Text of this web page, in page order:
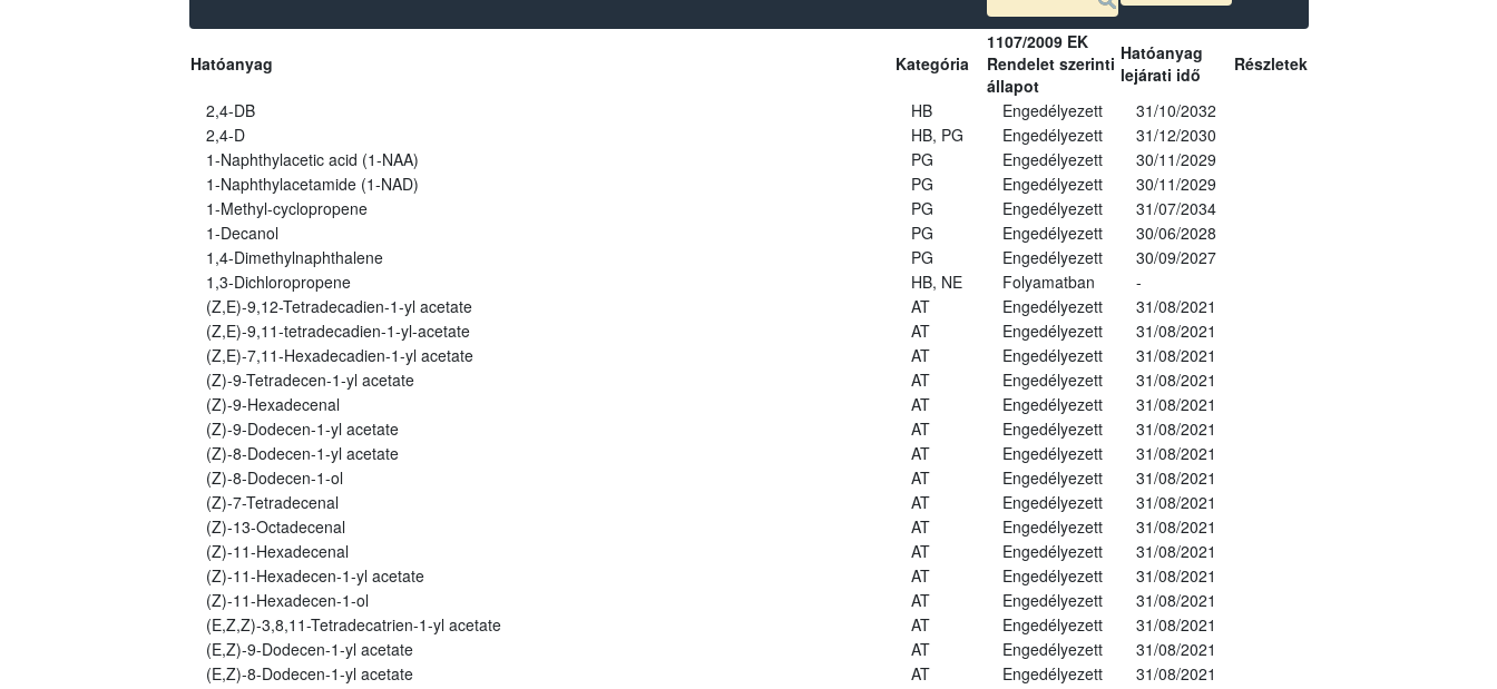
Hatóanyag Kategória
1107/2009 EK
Rendelet szerinti
állapot
Hatóanyag
lejárati idő
Részletek
2,4-DB HB Engedélyezett
31/10/2032
2,4-D
HB, PG Engedélyezett
31/12/2030
1-Naphthylacetic acid (1-NAA)
PG Engedélyezett
30/11/2029
1-Naphthylacetamide (1-NAD)
PG Engedélyezett
30/11/2029
1-Methyl-cyclopropene
PG Engedélyezett
31/07/2034
1-Decanol
PG Engedélyezett
30/06/2028
1,4-Dimethylnaphthalene
PG Engedélyezett
30/09/2027
1,3-Dichloropropene
HB, NE Folyamatban
-
(Z,E)-9,12-Tetradecadien-1-yl acetate
AT Engedélyezett
31/08/2021
(Z,E)-9,11-tetradecadien-1-yl-acetate
AT Engedélyezett
31/08/2021
(Z,E)-7,11-Hexadecadien-1-yl acetate
AT Engedélyezett
31/08/2021
(Z)-9-Tetradecen-1-yl acetate
AT Engedélyezett
31/08/2021
(Z)-9-Hexadecenal
AT Engedélyezett
31/08/2021
(Z)-9-Dodecen-1-yl acetate
AT Engedélyezett
31/08/2021
(Z)-8-Dodecen-1-yl acetate
AT Engedélyezett
31/08/2021
(Z)-8-Dodecen-1-ol
AT Engedélyezett
31/08/2021
(Z)-7-Tetradecenal
AT Engedélyezett
31/08/2021
(Z)-13-Octadecenal
AT Engedélyezett
31/08/2021
(Z)-11-Hexadecenal
AT Engedélyezett
31/08/2021
(Z)-11-Hexadecen-1-yl acetate
AT Engedélyezett
31/08/2021
(Z)-11-Hexadecen-1-ol
AT Engedélyezett
31/08/2021
(E,Z,Z)-3,8,11-Tetradecatrien-1-yl acetate
AT Engedélyezett
31/08/2021
(E,Z)-9-Dodecen-1-yl acetate
AT Engedélyezett
31/08/2021
(E,Z)-8-Dodecen-1-yl acetate
AT Engedélyezett
31/08/2021